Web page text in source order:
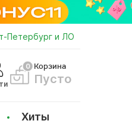
Петербург и ЛО
Корзина
Пусто
Хиты